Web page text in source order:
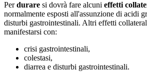
Perdurare si dovrà fare alcuni effetti
normalmente esposti all'assunzione di acidi
disturbi gastrointestinali. Altri effetti
manifestarsi con:
crisi gastrointestinali,
colestasi,
diarrea e disturbi gastrointestinali.